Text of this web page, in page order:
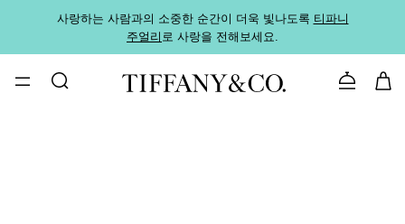
사랑하는 사람과의 소중한 순간이 더욱 빛나도록 티파니
주얼리로 사랑을 전해보세요.
문의하기